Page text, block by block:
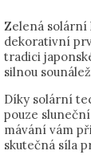
Zelená solární
dekorativní
tradici
silnou
Díky solární
pouze
mávání vám
skutečná síla